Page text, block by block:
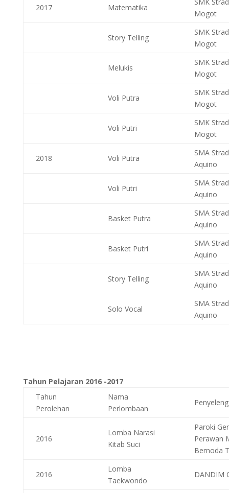
2017 Matematika
Mogot
Story Telling
SMK
Mogot
Melukis
SMK
Mogot
Voli Putra
SMK
Mogot
Voli Putri
SMK
Mogot
2018 Voli Putra
SMA
Aquino
Voli Putri
SMA
Aquino
Basket Putra
SMA
Aquino
Basket Putri
SMA
Aquino
Story Telling
SMA
Aquino
Solo Vocal
SMA
Aquino
Tahun Pelajaran 2016 -2017
Tahun
Perolehan
Nama
Perlombaan
2016
Lomba Narasi
Kitab Suci
Paroki
Perawan
Bernoda
2016
Lomba
Taekwondo
DANDIM